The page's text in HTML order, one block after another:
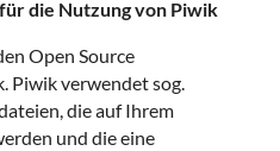
die Nutzung von Piwik
Open Source
Piwik verwendet sog.
die auf Ihrem
und die eine